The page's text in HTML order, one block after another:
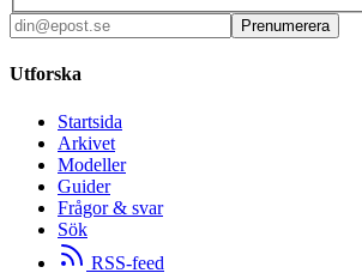
Prenumerera
Utforska
Startsida
Arkivet
Modeller
Guider
Frågor & svar
Sök
RSS-feed